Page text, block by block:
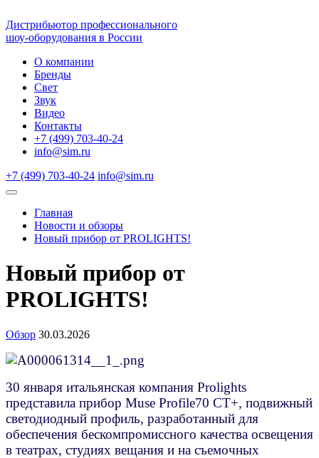
Дистрибьютор профессионального
шоу-оборудования в России
О компании
Бренды
Свет
Звук
Видео
Контакты
+7 (499) 703-40-24
info@sim.ru
+7 (499) 703-40-24 info@sim.ru
Главная
Новости и обзоры
Новый прибор от PROLIGHTS!
Новый прибор от
PROLIGHTS!
Обзор 30.03.2026
30 января итальянская компания Prolights
представила прибор Muse Profile70 CT+, подвижный
светодиодный профиль, разработанный для
обеспечения бескомпромиссного качества освещения
в театрах, студиях вещания и на съемочных